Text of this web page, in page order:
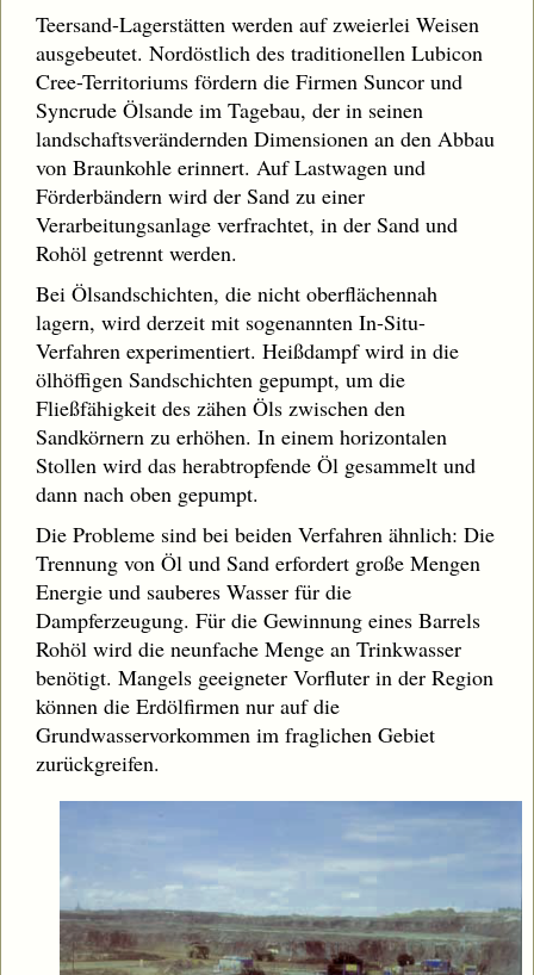
Teersand-Lagerstätten werden auf zweierlei Weisen
ausgebeutet. Nordöstlich des traditionellen Lubicon
Cree-Territoriums fördern die Firmen Suncor und
Syncrude Ölsande im Tagebau, der in seinen
landschaftsverändernden Dimensionen an den Abbau
von Braunkohle erinnert. Auf Lastwagen und
Förderbändern wird der Sand zu einer
Verarbeitungsanlage verfrachtet, in der Sand und
Rohöl getrennt werden.
Bei Ölsandschichten, die nicht oberflächennah
lagern, wird derzeit mit sogenannten In-Situ-
Verfahren experimentiert. Heißdampf wird in die
ölhöffigen Sandschichten gepumpt, um die
Fließfähigkeit des zähen Öls zwischen den
Sandkörnern zu erhöhen. In einem horizontalen
Stollen wird das herabtropfende Öl gesammelt und
dann nach oben gepumpt.
Die Probleme sind bei beiden Verfahren ähnlich: Die
Trennung von Öl und Sand erfordert große Mengen
Energie und sauberes Wasser für die
Dampferzeugung. Für die Gewinnung eines Barrels
Rohöl wird die neunfache Menge an Trinkwasser
benötigt. Mangels geeigneter Vorfluter in der Region
können die Erdölfirmen nur auf die
Grundwasservorkommen im fraglichen Gebiet
zurückgreifen.